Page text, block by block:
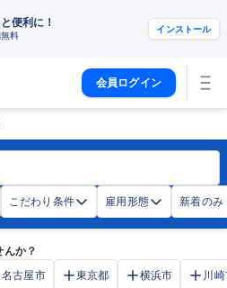
便利に！
無料
インストール
会員ログイン
こだわり条件 雇用形態 新着のみ
か？
名古屋市 東京都 横浜市 川